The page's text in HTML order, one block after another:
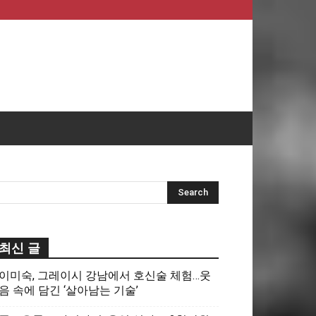
신 글
미숙, 그레이시 강남에서 호신술 체험…웃
속에 담긴 ‘살아남는 기술’